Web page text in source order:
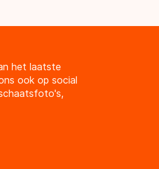
het laatste
ook op social